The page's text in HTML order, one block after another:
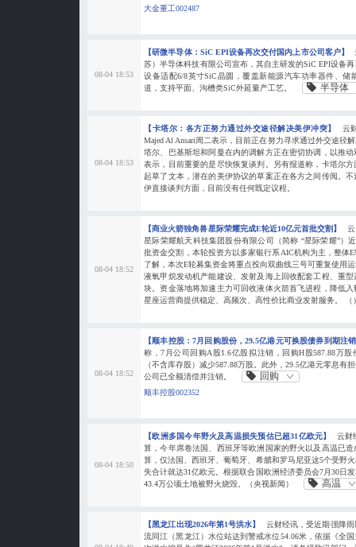
大金重工002487
08-04 18:53
【研微半导体：SiC EPI设备再次交付国内上市公司客户】
苏）半导体科技有限公司宣布，其自主研发的SiC EPI设备
设备适配6/8英寸SiC晶圆，覆盖新能源汽车功率器件、储
道，支持平面、沟槽类SiC外延量产工艺。
半导体
08-04 18:53
【卡塔尔：各方正努力通过外交途径解决美伊冲突】
云
Majed Al Ansari周二表示，目前正在努力寻求通过外交途径
塔尔、巴基斯坦和阿曼在内的调解方正在密切协调，以推
表示，目前重要的是尽快恢复谈判。另有报道称，卡塔尔
起草了文本，潜在的美伊协议的草案正在各方之间传阅。
伊直接谈判方面，目前没有任何既定议程。
08-04 18:52
【商业火箭独角兽星际荣耀完成E轮近10亿元首批交割】
星际荣耀航天科技集团股份有限公司（简称 “星际荣耀”）
批资金交割，本轮投资方以多家银行系AIC机构为主，整体
了解，本次E轮募集资金将重点投向双曲线三号可重复使用
液氧甲烷发动机产能建设、发射及海上回收配套工程、重
块。资金落地将加速主力可回收液体火箭首飞进程，降低
星座运营商提供稳定、高频次、高性价比商业发射服务。 （
08-04 18:52
【顺丰控股：7月回购股份，29.5亿港元可换股债券到期注
称，7月公司回购A股1.6亿股拟注销，回购H股587.88万
（不含库存股）减少587.88万股。此外，29.5亿港元零息有
公司已全额清偿并注销。
回购
顺丰控股002352
08-04 18:50
【欧洲多国今年野火及高温损失预估已超31亿欧元】
云财
算，今年席卷法国、西班牙等欧洲国家的野火以及高温已
算，仅法国、西班牙、葡萄牙、希腊和罗马尼亚这5个受野
失合计就达31亿欧元。根据联合国欧洲经济委员会7月30日
43.4万公顷土地被野火烧毁。（央视新闻）
高温
【黑龙江出现2026年第1号洪水】
云财经讯，受近期强降
流同江（黑龙江）水位站达到警戒水位54.06米，依据《全